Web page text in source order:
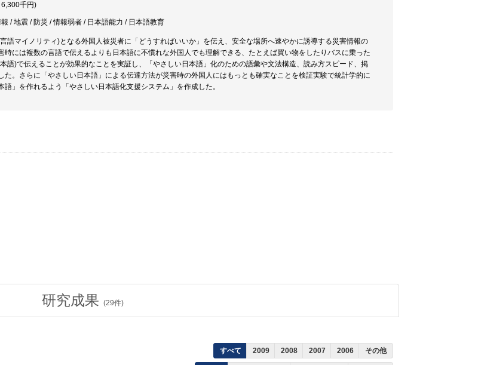
千円)
/ 地震 / 防災 / 情報弱者 / 日本語能力 / 日本語教育
語マイノリティ)となる外国人被災者に「どうすればいいか」を伝え、安全な場所へ速やかに誘導する災害情報の
時には複数の言語で伝えるよりも日本語に不慣れな外国人でも理解できる、たとえば買い物をしたりバスに乗った
語)で伝えることが効果的なことを実証し、「やさしい日本語」化のための語彙や文法構造、読み方スピード、掲
た。さらに「やさしい日本語」による伝達方法が災害時の外国人にはもっとも確実なことを検証実験で統計学的に
」を作れるよう「やさしい日本語化支援システム」を作成した。
研究成果 (29件)
すべて 2009 2008 2007 2006 その他